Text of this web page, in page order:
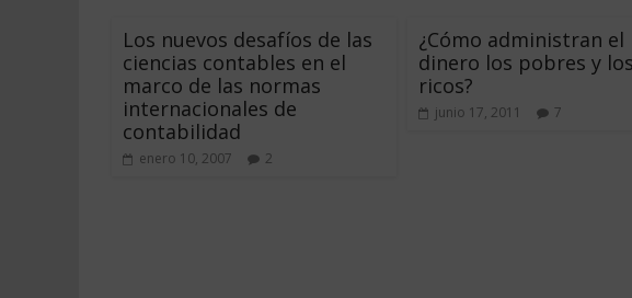
Los nuevos desafíos de las
ciencias contables en el
marco de las normas
internacionales de
contabilidad
enero 10, 2007 2
¿Cómo administran el
dinero los pobres y los
ricos?
junio 17, 2011 7